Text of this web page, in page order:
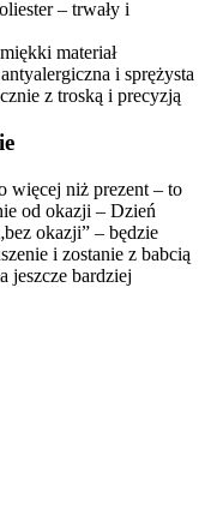
– trwały i
materiał
i sprężysta
z troską i precyzją
więcej niż prezent – to
od okazji – Dzień
okazji” – będzie
i zostanie z babcią
jeszcze bardziej